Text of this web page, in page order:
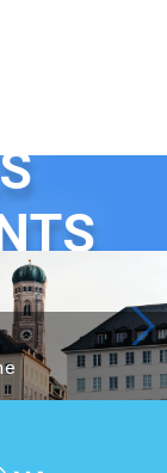
Autograph